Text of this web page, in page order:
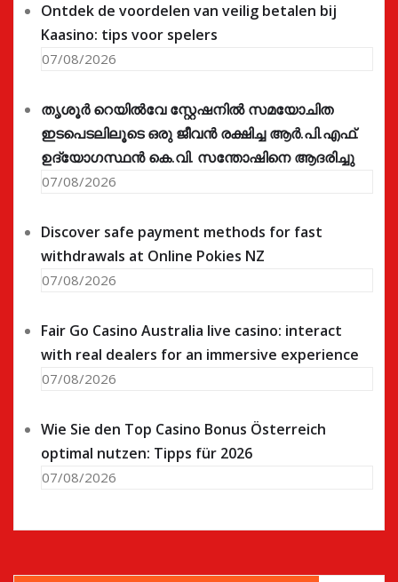
Ontdek de voordelen van veilig betalen bij
Kaasino: tips voor spelers
07/08/2026
തൃശൂർ റെയിൽവേ സ്റ്റേഷനിൽ സമയോചിത
ഇടപെടലിലൂടെ ഒരു ജീവൻ രക്ഷിച്ച ആർ.പി.എഫ്.
ഉദ്യോഗസ്ഥൻ കെ.വി. സന്തോഷിനെ ആദരിച്ചു
07/08/2026
Discover safe payment methods for fast
withdrawals at Online Pokies NZ
07/08/2026
Fair Go Casino Australia live casino: interact
with real dealers for an immersive experience
07/08/2026
Wie Sie den Top Casino Bonus Österreich
optimal nutzen: Tipps für 2026
07/08/2026